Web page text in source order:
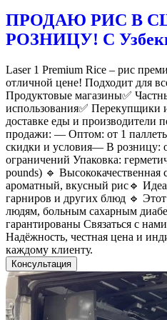
ПРОДАЮ РИС В
РОЗНИЦУ! С
Laser 1 Premium Rice – рис
отличной цене! Подходит для
Продуктовые магазины✅
использования✅
доставке еды и производители
продажи: — Оптом: от 1
скидки и условия— В розницу:
ограничений Упаковка:
pounds) 🔹 Высококачественная
ароматный, вкусный рис🔹
гарниров и других блюд 🔹
людям, больным сахарным
гарантированы Связаться с
Надёжность, честная цена и
каждому клиенту.
Консультация